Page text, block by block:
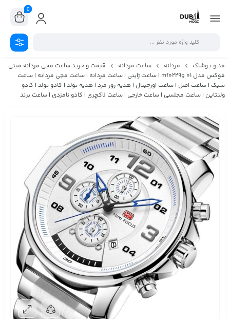
0
مد و پوشاک مردانه ساعت مردانه
قیمت و خرید ساعت مچی مردانه مینی
فوکس مدل mf0229g 01 | ساعت ژاپنی | ساعت مردانه | ساعت مچی مردانه | ساعت
شیک | ساعت اصل | ساعت اورجینال | هدیه روز مرد | هدیه تولد | کادو تولد | کادو
ولنتاین | ساعت مجلسی | ساعت خارجی | ساعت لاکچری | کادو نامزدی | ساعت برند